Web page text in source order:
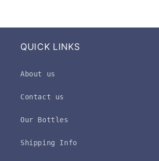
QUICK LINKS
About us
Contact us
Our Bottles
Shipping Info